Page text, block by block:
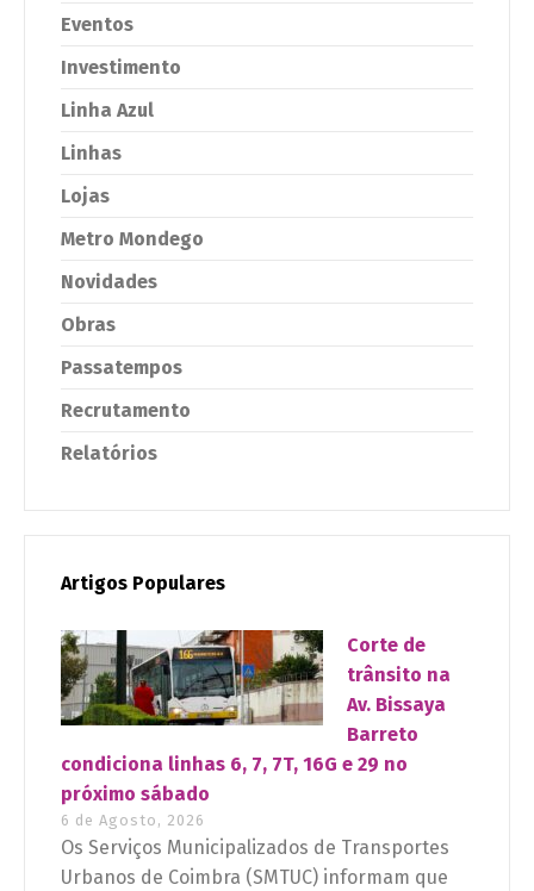
Eventos
Investimento
Linha Azul
Linhas
Lojas
Metro Mondego
Novidades
Obras
Passatempos
Recrutamento
Relatórios
Artigos Populares
Corte de
trânsito na
Av. Bissaya
Barreto
condiciona linhas 6, 7, 7T, 16G e 29 no
próximo sábado
6 de Agosto, 2026
Os Serviços Municipalizados de Transportes
Urbanos de Coimbra (SMTUC) informam que